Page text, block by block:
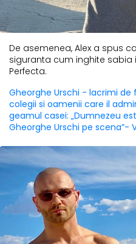
De asemenea, Alex a spus
siguranta cum inghite sabia
Perfecta.
Gheorghe Urschi - lacrimi de
colegii si oamenii care il
geamul casei: „Dumnezeu
Gheorghe Urschi pe scena”-